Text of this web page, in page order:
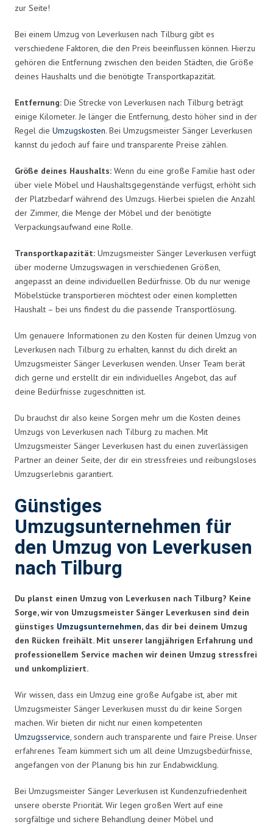
zur Seite!
Bei einem Umzug von Leverkusen nach Tilburg gibt es
verschiedene Faktoren, die den Preis beeinflussen können. Hierzu
gehören die Entfernung zwischen den beiden Städten, die Größe
deines Haushalts und die benötigte Transportkapazität.
Entfernung: Die Strecke von Leverkusen nach Tilburg beträgt
einige Kilometer. Je länger die Entfernung, desto höher sind in der
Regel die Umzugskosten. Bei Umzugsmeister Sänger Leverkusen
kannst du jedoch auf faire und transparente Preise zählen.
Größe deines Haushalts: Wenn du eine große Familie hast oder
über viele Möbel und Haushaltsgegenstände verfügst, erhöht sich
der Platzbedarf während des Umzugs. Hierbei spielen die Anzahl
der Zimmer, die Menge der Möbel und der benötigte
Verpackungsaufwand eine Rolle.
Transportkapazität: Umzugsmeister Sänger Leverkusen verfügt
über moderne Umzugswagen in verschiedenen Größen,
angepasst an deine individuellen Bedürfnisse. Ob du nur wenige
Möbelstücke transportieren möchtest oder einen kompletten
Haushalt – bei uns findest du die passende Transportlösung.
Um genauere Informationen zu den Kosten für deinen Umzug von
Leverkusen nach Tilburg zu erhalten, kannst du dich direkt an
Umzugsmeister Sänger Leverkusen wenden. Unser Team berät
dich gerne und erstellt dir ein individuelles Angebot, das auf
deine Bedürfnisse zugeschnitten ist.
Du brauchst dir also keine Sorgen mehr um die Kosten deines
Umzugs von Leverkusen nach Tilburg zu machen. Mit
Umzugsmeister Sänger Leverkusen hast du einen zuverlässigen
Partner an deiner Seite, der dir ein stressfreies und reibungsloses
Umzugserlebnis garantiert.
Günstiges
Umzugsunternehmen für
den Umzug von Leverkusen
nach Tilburg
Du planst einen Umzug von Leverkusen nach Tilburg? Keine
Sorge, wir von Umzugsmeister Sänger Leverkusen sind dein
günstiges Umzugsunternehmen, das dir bei deinem Umzug
den Rücken freihält. Mit unserer langjährigen Erfahrung und
professionellem Service machen wir deinen Umzug stressfrei
und unkompliziert.
Wir wissen, dass ein Umzug eine große Aufgabe ist, aber mit
Umzugsmeister Sänger Leverkusen musst du dir keine Sorgen
machen. Wir bieten dir nicht nur einen kompetenten
Umzugsservice, sondern auch transparente und faire Preise. Unser
erfahrenes Team kümmert sich um all deine Umzugsbedürfnisse,
angefangen von der Planung bis hin zur Endabwicklung.
Bei Umzugsmeister Sänger Leverkusen ist Kundenzufriedenheit
unsere oberste Priorität. Wir legen großen Wert auf eine
sorgfältige und sichere Behandlung deiner Möbel und